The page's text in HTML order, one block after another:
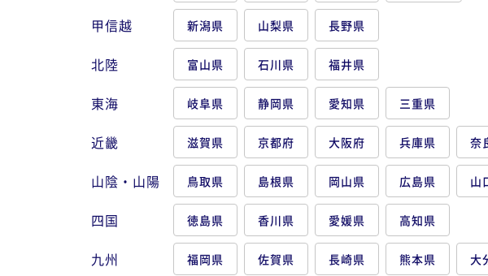
甲信越 新潟県 山梨県 長野県
北陸 富山県 石川県 福井県
東海 岐阜県 静岡県 愛知県 三重県
近畿 滋賀県 京都府 大阪府 兵庫県 奈
山陰・山陽 鳥取県 島根県 岡山県 広島県 山
四国 徳島県 香川県 愛媛県 高知県
九州 福岡県 佐賀県 長崎県 熊本県 大